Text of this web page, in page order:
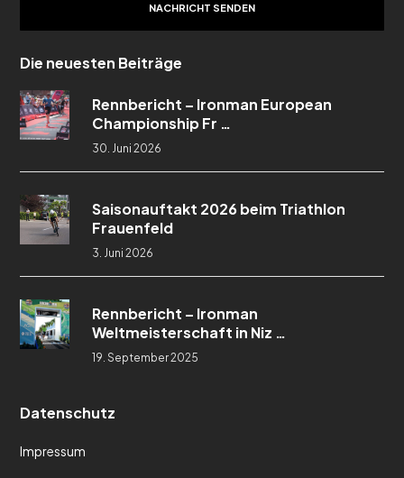
NACHRICHT SENDEN
Die neuesten Beiträge
Rennbericht – Ironman European
Championship Fr …
30. Juni 2026
Saisonauftakt 2026 beim Triathlon
Frauenfeld
3. Juni 2026
Rennbericht – Ironman
Weltmeisterschaft in Niz …
19. September 2025
Datenschutz
Impressum